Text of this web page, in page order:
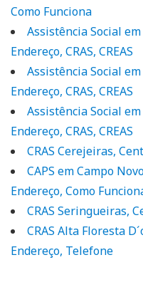
Como Funciona
Assistência Social
Endereço, CRAS, CREAS
Assistência Social
Endereço, CRAS, CREAS
Assistência Social
Endereço, CRAS, CREAS
CRAS Cerejeiras,
CAPS em Campo
Endereço, Como
CRAS Seringueiras,
CRAS Alta Floresta
Endereço, Telefone